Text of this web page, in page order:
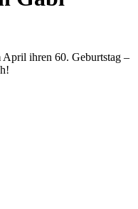
April ihren 60. Geburtstag –